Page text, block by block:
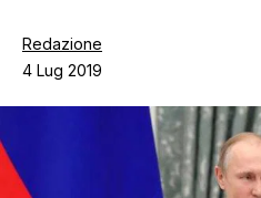
Chi siamo
Redazione
4 Lug 2019